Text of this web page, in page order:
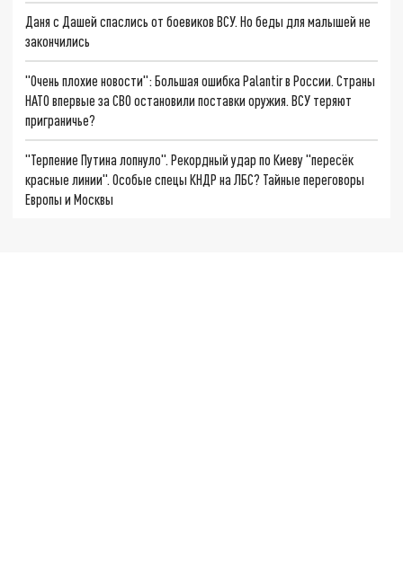
Даня с Дашей спаслись от боевиков ВСУ. Но беды для малышей не
закончились
"Очень плохие новости": Большая ошибка Palantir в России. Страны
НАТО впервые за СВО остановили поставки оружия. ВСУ теряют
приграничье?
"Терпение Путина лопнуло". Рекордный удар по Киеву "пересёк
красные линии". Особые спецы КНДР на ЛБС? Тайные переговоры
Европы и Москвы